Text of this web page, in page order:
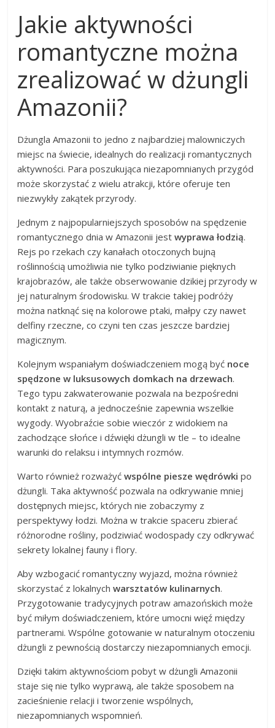
Jakie aktywności
romantyczne można
zrealizować w dżungli
Amazonii?
Dżungla Amazonii to jedno z najbardziej malowniczych
miejsc na świecie, idealnych do realizacji romantycznych
aktywności. Para poszukująca niezapomnianych przygód
może skorzystać z wielu atrakcji, które oferuje ten
niezwykły zakątek przyrody.
Jednym z najpopularniejszych sposobów na spędzenie
romantycznego dnia w Amazonii jestwyprawa łodzią.
Rejs po rzekach czy kanałach otoczonych bujną
roślinnością umożliwia nie tylko podziwianie pięknych
krajobrazów, ale także obserwowanie dzikiej przyrody w
jej naturalnym środowisku. W trakcie takiej podróży
można natknąć się na kolorowe ptaki, małpy czy nawet
delfiny rzeczne, co czyni ten czas jeszcze bardziej
magicznym.
Kolejnym wspaniałym doświadczeniem mogą być noce
spędzone w luksusowych domkach na drzewach.
Tego typu zakwaterowanie pozwala na bezpośredni
kontakt z naturą, a jednocześnie zapewnia wszelkie
wygody. Wyobraźcie sobie wieczór z widokiem na
zachodzące słońce i dźwięki dżungli w tle – to idealne
warunki do relaksu i intymnych rozmów.
Warto również rozważyćwspólne piesze wędrówki po
dżungli. Taka aktywność pozwala na odkrywanie mniej
dostępnych miejsc, których nie zobaczymy z
perspektywy łodzi. Można w trakcie spaceru zbierać
różnorodne rośliny, podziwiać wodospady czy odkrywać
sekrety lokalnej fauny i flory.
Aby wzbogacić romantyczny wyjazd, można również
skorzystać z lokalnychwarsztatów kulinarnych.
Przygotowanie tradycyjnych potraw amazońskich może
być miłym doświadczeniem, które umocni więź między
partnerami. Wspólne gotowanie w naturalnym otoczeniu
dżungli z pewnością dostarczy niezapomnianych emocji.
Dzięki takim aktywnościom pobyt w dżungli Amazonii
staje się nie tylko wyprawą, ale także sposobem na
zacieśnienie relacji i tworzenie wspólnych,
niezapomnianych wspomnień.